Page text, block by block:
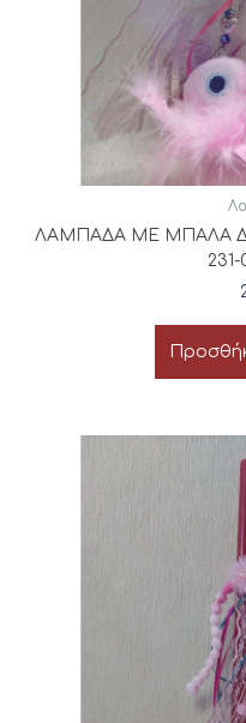
ΛΑΜΠΑΔΑ ΜΕ ΜΠΑΛΑ
231-